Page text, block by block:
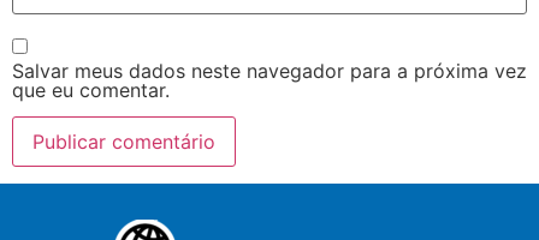
Salvar meus dados neste navegador para a próxima vez
que eu comentar.